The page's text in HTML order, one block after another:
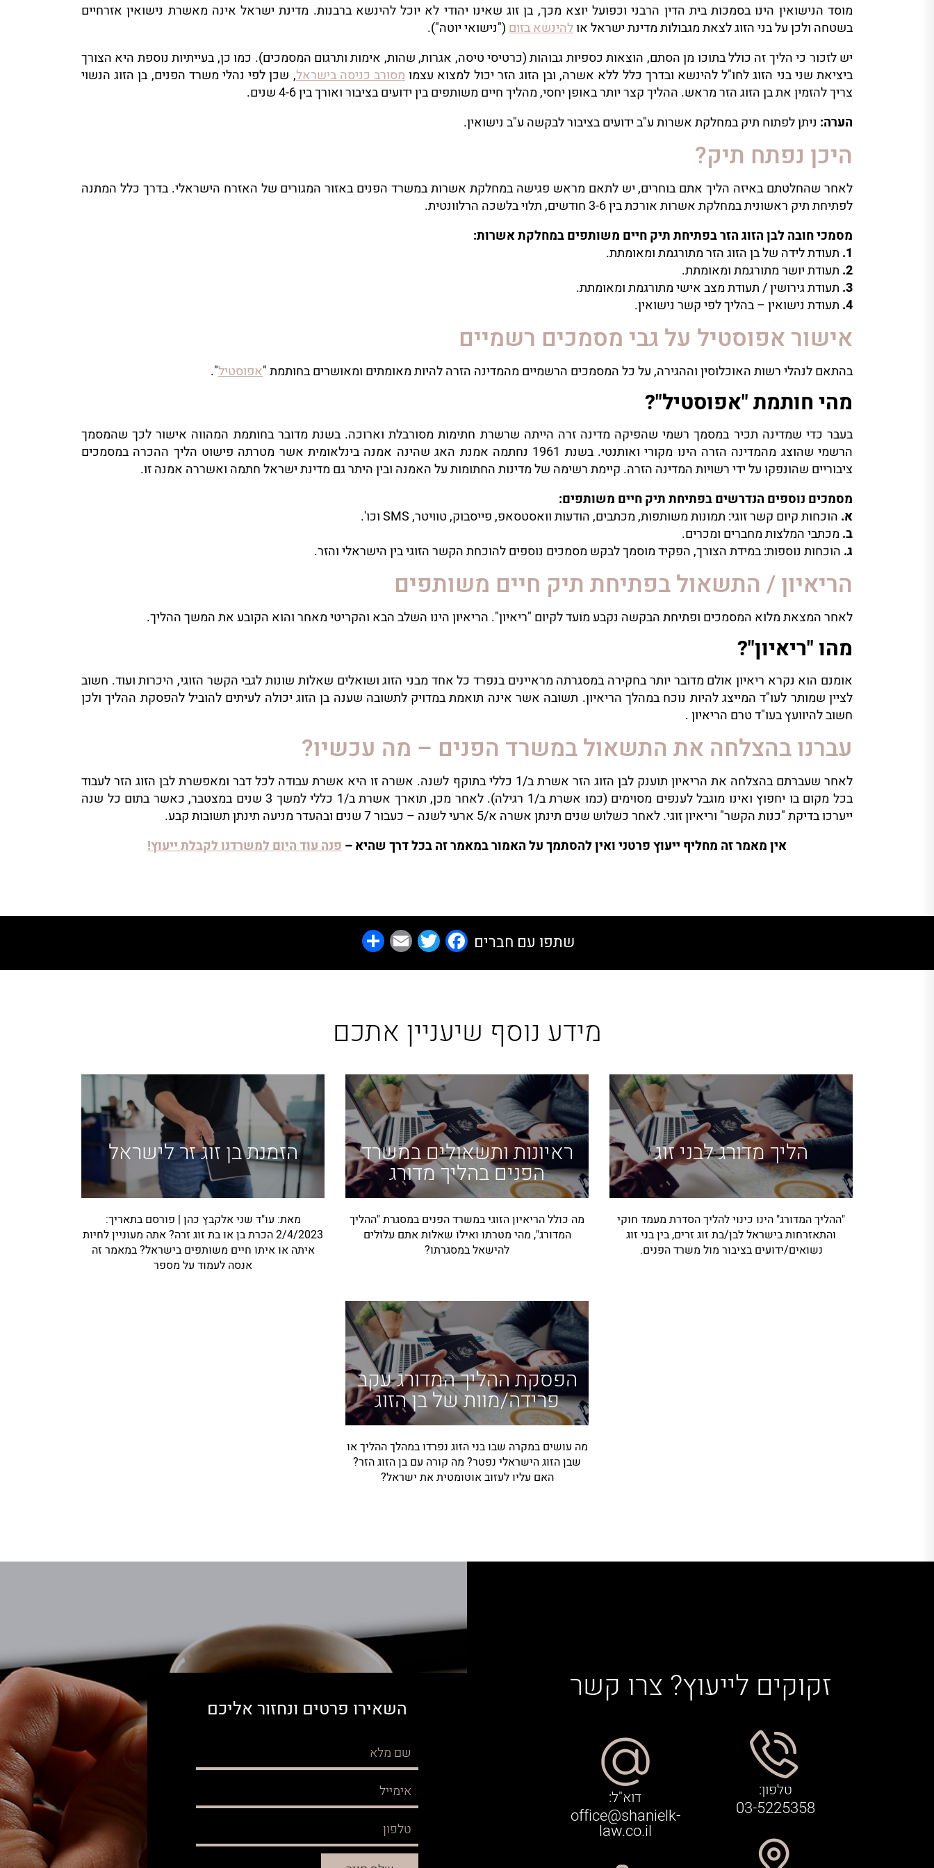
מוסד הנישואין הינו בסמכות בית הדין הרבני וכפועל יוצא מכך, בן זוג שאינו יהודי לא יוכל להינשא ברבנות. מדינת ישראל אינה מאשרת נישואין אזרחיים
בשטחה ולכן על בני הזוג לצאת מגבולות מדינת ישראל אולהינשא בזום("נישואי יוטה").
יש לזכור כי הליך זה כולל בתוכו מן הסתם, הוצאות כספיות גבוהות (כרטיסי טיסה, אגרות, שהות, אימות ותרגום המסמכים). כמו כן, בעייתיות נוספת היא הצורך
ביציאת שני בני הזוג לחו"ל להינשא ובדרך כלל ללא אשרה, ובן הזוג הזר יכול למצוא עצמומסורב כניסה בישראל, שכן לפי נהלי משרד הפנים, בן הזוג הנשוי
צריך להזמין את בן הזוג הזר מראש. ההליך קצר יותר באופן יחסי, מהליך חיים משותפים בין ידועים בציבור ואורך בין 4-6 שנים.
הערה: ניתן לפתוח תיק במחלקת אשרות ע"ב ידועים בציבור לבקשה ע"ב נישואין.
היכן נפתח תיק?
לאחר שהחלטתם באיזה הליך אתם בוחרים, יש לתאם מראש פגישה במחלקת אשרות במשרד הפנים באזור המגורים של האזרח הישראלי. בדרך כלל המתנה
לפתיחת תיק ראשונית במחלקת אשרות אורכת בין 3-6 חודשים, תלוי בלשכה הרלוונטית.
מסמכי חובה לבן הזוג הזר בפתיחת תיק חיים משותפים במחלקת אשרות:
1. תעודת לידה של בן הזוג הזר מתורגמת ומאומתת.
2. תעודת יושר מתורגמת ומאומתת.
3. תעודת גירושין / תעודת מצב אישי מתורגמת ומאומתת.
4. תעודת נישואין – בהליך לפי קשר נישואין.
אישור אפוסטיל על גבי מסמכים רשמיים
בהתאם לנהלי רשות האוכלוסין וההגירה, על כל המסמכים הרשמיים מהמדינה הזרה להיות מאומתים ומאושרים בחותמת "אפוסטיל".
מהי חותמת "אפוסטיל"?
בעבר כדי שמדינה תכיר במסמך רשמי שהפיקה מדינה זרה הייתה שרשרת חתימות מסורבלת וארוכה. בשנת מדובר בחותמת המהווה אישור לכך שהמסמך
הרשמי שהוצג מהמדינה הזרה הינו מקורי ואותנטי. בשנת 1961 נחתמה אמנת האג שהינה אמנה בינלאומית אשר מטרתה פישוט הליך ההכרה במסמכים
ציבוריים שהונפקו על ידי רשויות המדינה הזרה. קיימת רשימה של מדינות החתומות על האמנה ובין היתר גם מדינת ישראל חתמה ואשררה אמנה זו.
מסמכים נוספים הנדרשים בפתיחת תיק חיים משותפים:
א. הוכחות קיום קשר זוגי: תמונות משותפות, מכתבים, הודעות וואסטסאפ, פייסבוק, טוויטר, SMS וכו'.
ב. מכתבי המלצות מחברים ומכרים.
ג. הוכחות נוספות: במידת הצורך, הפקיד מוסמך לבקש מסמכים נוספים להוכחת הקשר הזוגי בין הישראלי והזר.
הריאיון / התשאול בפתיחת תיק חיים משותפים
לאחר המצאת מלוא המסמכים ופתיחת הבקשה נקבע מועד לקיום "ריאיון". הריאיון הינו השלב הבא והקריטי מאחר והוא הקובע את המשך ההליך.
מהו "ריאיון"?
אומנם הוא נקרא ריאיון אולם מדובר יותר בחקירה במסגרתה מראיינים בנפרד כל אחד מבני הזוג ושואלים שאלות שונות לגבי הקשר הזוגי, היכרות ועוד. חשוב
לציין שמותר לעו"ד המייצג להיות נוכח במהלך הריאיון. תשובה אשר אינה תואמת במדויק לתשובה שענה בן הזוג יכולה לעיתים להוביל להפסקת ההליך ולכן
חשוב להיוועץ בעו"ד טרם הריאיון .
עברנו בהצלחה את התשאול במשרד הפנים – מה עכשיו?
לאחר שעברתם בהצלחה את הריאיון תוענק לבן הזוג הזר אשרת ב/1 כללי בתוקף לשנה. אשרה זו היא אשרת עבודה לכל דבר ומאפשרת לבן הזוג הזר לעבוד
בכל מקום בו יחפוץ ואינו מוגבל לענפים מסוימים (כמו אשרת ב/1 רגילה). לאחר מכן, תוארך אשרת ב/1 כללי למשך 3 שנים במצטבר, כאשר בתום כל שנה
ייערכו בדיקת "כנות הקשר" וריאיון זוגי. לאחר כשלוש שנים תינתן אשרה א/5 ארעי לשנה – כעבור 7 שנים ובהעדר מניעה תינתן תשובות קבע.
אין מאמר זה מחליף ייעוץ פרטני ואין להסתמך על האמור במאמר זה בכל דרך שהיא –פנה עוד היום למשרדנו לקבלת ייעוץ!
שתפו עם חברים Facebook
Twitter
Email
מידע נוסף שיעניין אתכם
הליך מדורג לבני זוג
"ההליך המדורג" הינו כינוי להליך הסדרת מעמד חוקי
והתאזרחות בישראל לבן/בת זוג זרים, בין בני זוג
נשואים/ידועים בציבור מול משרד הפנים.
ראיונות ותשאולים במשרד
הפנים בהליך מדורג
מה כולל הריאיון הזוגי במשרד הפנים במסגרת "ההליך
המדורג", מהי מטרתו ואילו שאלות אתם עלולים
להישאל במסגרתו?
הזמנת בן זוג זר לישראל
מאת: עו"ד שני אלקבץ כהן | פורסם בתאריך:
2/4/2023 הכרת בן או בת זוג זרה? אתה מעוניין לחיות
איתה או איתו חיים משותפים בישראל? במאמר זה
אנסה לעמוד על מספר
הפסקת ההליך המדורג עקב
פרידה/מוות של בן הזוג
מה עושים במקרה שבו בני הזוג נפרדו במהלך ההליך או
שבן הזוג הישראלי נפטר? מה קורה עם בן הזוג הזר?
האם עליו לעזוב אוטומטית את ישראל?
זקוקים לייעוץ? צרו קשר
טלפון:
03-5225358 דוא"ל:
office@shanielk-
law.co.il
השאירו פרטים ונחזור אליכם